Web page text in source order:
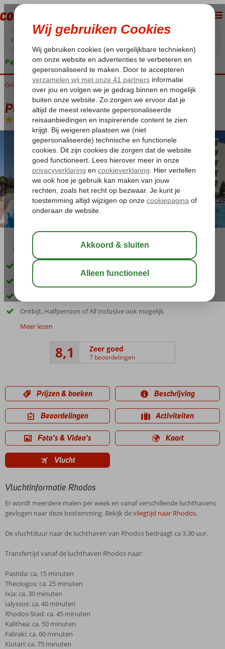
Pakketgarantie
Home
Griekenland Rhodos Ixia Poseidonia Appartementen
Poseidonia Appartementen
Logies-Appartement
03:45 aug 32°C
Sfeervol appartementencomplex
Gelegen in Ixia aan de kustweg
Ontbijt, Halfpension of All Inclusive ook mogelijk
Meer lezen
8,1 Zeer goed
7 beoordelingen
Prijzen & boeken Beschrijving
Beoordelingen Activiteiten
Foto's & Video's Kaart
Vlucht
Vluchtinformatie Rhodos
Er wordt meerdere malen per week en vanaf verschillende luchthavens
gevlogen naar deze bestemming. Bekijk devliegtijd naar Rhodos.
De vluchtduur naar de luchthaven van Rhodos bedraagt ca 3.30 uur.
Transfertijd vanaf de luchthaven Rhodos naar:
Pastida: ca. 15 minuten
Theologos: ca. 25 minuten
Ixia: ca. 30 minuten
Ialyssos: ca. 40 minuten
Rhodos-Stad: ca. 45 minuten
Kalithea: ca. 50 minuten
Faliraki: ca. 60 minuten
Kiotari: ca. 75 minuten